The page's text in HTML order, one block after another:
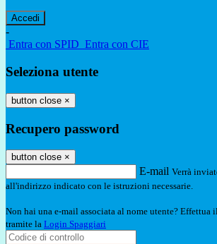
-
Entra con SPID Entra con CIE
Seleziona utente
button close ×
Recupero password
button close ×
E-mail Verrà
all'indirizzo indicato con le istruzioni necessarie.
Non hai una e-mail associata al nome utente? Effettua
tramite la Login Spaggiari